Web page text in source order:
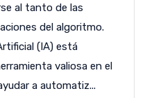
al tanto de las
del algoritmo.
(IA) está
valiosa en el
a automatiz...